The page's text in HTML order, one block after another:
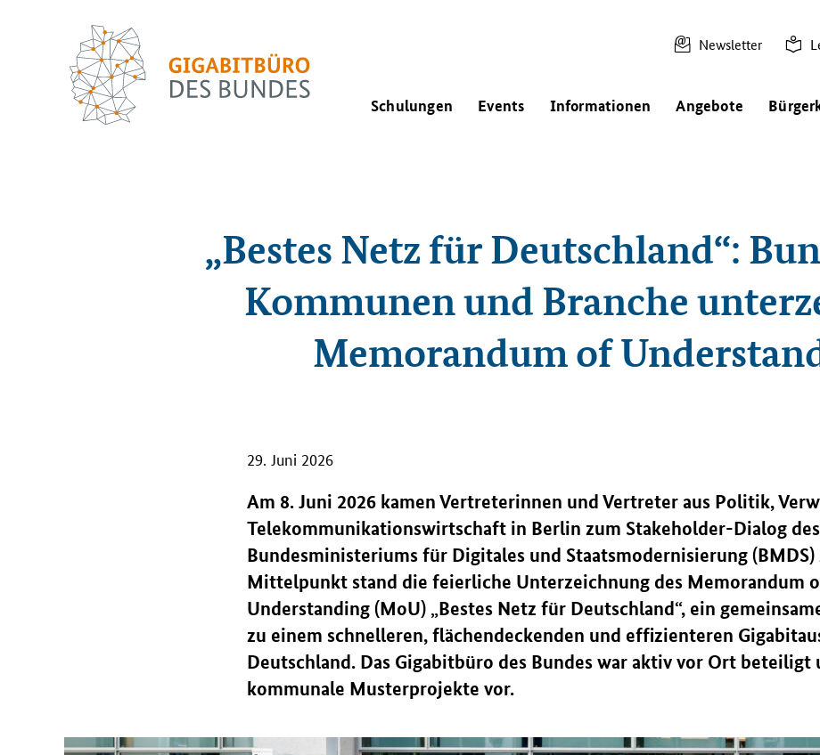
Newsletter
Schulungen Events Informationen Angebote
„Bestes Netz für Deutschland“:
Kommunen und Branche
Memorandum of
29. Juni 2026
Am 8. Juni 2026 kamen Vertreterinnen und Vertreter aus Politik,
Telekommunikationswirtschaft in Berlin zum Stakeholder-Dialog des
Bundesministeriums für Digitales und Staatsmodernisierung (BMDS)
Mittelpunkt stand die feierliche Unterzeichnung des Memorandum
Understanding (MoU) „Bestes Netz für Deutschland“, ein
zu einem schnelleren, flächendeckenden und effizienteren
Deutschland. Das Gigabitbüro des Bundes war aktiv vor Ort beteiligt
kommunale Musterprojekte vor.